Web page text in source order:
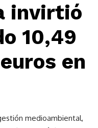
invirtió
10,49
en
medioambiental,